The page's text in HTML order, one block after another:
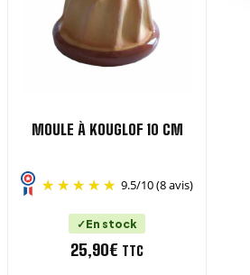
MOULE À KOUGLOF 10 CM
9.5/10(8 avis)
En stock
25,90€ TTC